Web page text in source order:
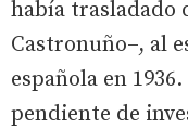
había trasladado
Castronuño–, al
española en
pendiente de